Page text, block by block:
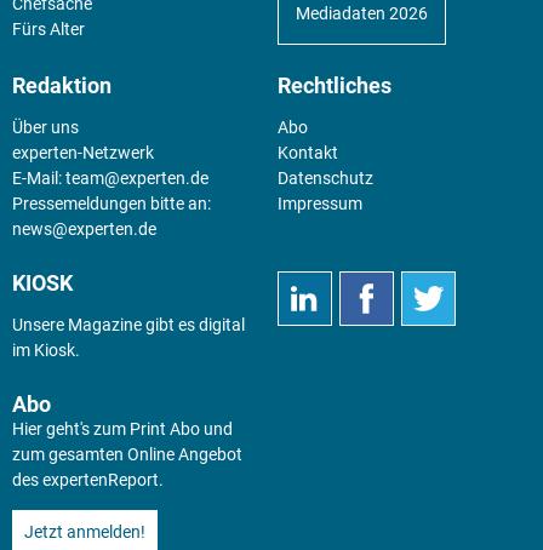
Chefsache
Fürs Alter
Mediadaten 2026
Redaktion
Über uns
experten-Netzwerk
E-Mail:team@experten.de
Pressemeldungen bitte an:
news@experten.de
Rechtliches
Abo
Kontakt
Datenschutz
Impressum
KIOSK
Unsere Magazine gibt es digital
im Kiosk.
Abo
Hier geht's zum Print Abo und
zum gesamten Online Angebot
des expertenReport.
Jetzt anmelden!